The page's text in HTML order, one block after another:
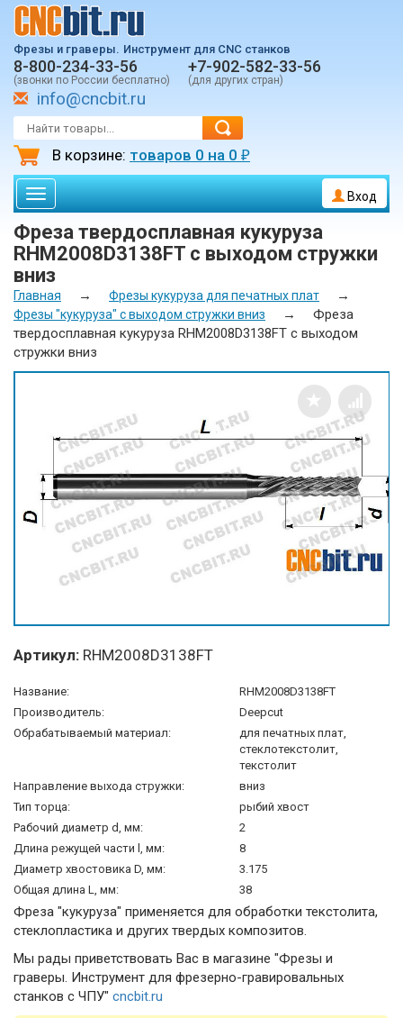
Фрезы и граверы. Инструмент для CNC станков
8-800-234-33-56
(звонки по России бесплатно)
+7-902-582-33-56
(для других стран)
info@cncbit.ru
В корзине: товаров 0 на 0 ₽
Toggle
navigation
Вход
Фреза твердосплавная кукуруза
RHM2008D3138FT с выходом стружки
вниз
Главная → Фрезы кукуруза для печатных плат →
Фрезы "кукуруза" с выходом стружки вниз →
Фреза
твердосплавная кукуруза RHM2008D3138FT с выходом
стружки вниз
Артикул: RHM2008D3138FT
Название:
RHM2008D3138FT
Производитель:
Deepcut
Обрабатываемый материал:
для печатных плат,
стеклотекстолит,
текстолит
Направление выхода стружки:
вниз
Тип торца:
рыбий хвост
Рабочий диаметр d, мм:
2
Длина режущей части l, мм:
8
Диаметр хвостовика D, мм:
3.175
Общая длина L, мм:
38
Фреза "кукуруза" применяется для обработки текстолита,
стеклопластика и других твердых композитов.
Мы рады приветствовать Вас в магазине "Фрезы и
граверы. Инструмент для фрезерно-гравировальных
станков с ЧПУ" cncbit.ru